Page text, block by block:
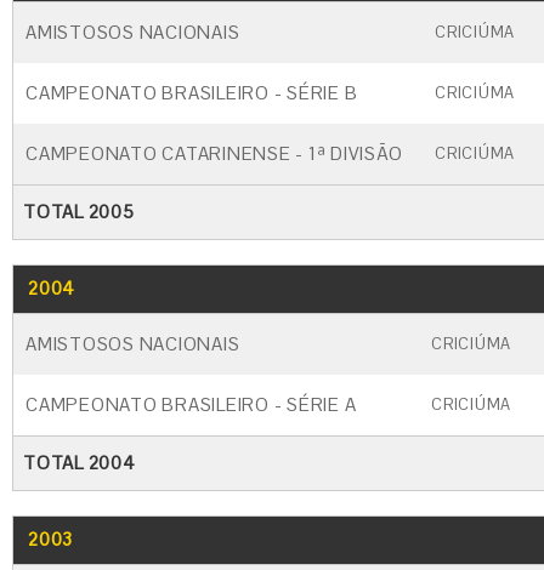
AMISTOSOS NACIONAIS CRICIÚMA
CAMPEONATO BRASILEIRO - SÉRIE B CRICIÚMA
CAMPEONATO CATARINENSE - 1ª DIVISÃO CRICIÚMA
TOTAL 2005
2004
AMISTOSOS NACIONAIS CRICIÚMA
CAMPEONATO BRASILEIRO - SÉRIE A CRICIÚMA
TOTAL 2004
2003